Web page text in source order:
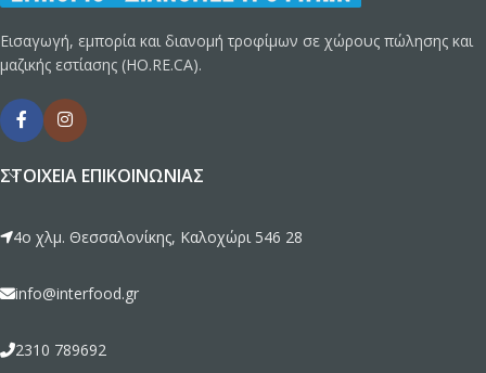
Εισαγωγή, εμπορία και διανομή τροφίμων σε χώρους πώλησης και
μαζικής εστίασης (HO.RE.CA).
ΣΤΟΙΧΕΊΑ ΕΠΙΚΟΙΝΩΝΊΑΣ
4ο χλμ. Θεσσαλονίκης, Καλοχώρι 546 28
info@interfood.gr
2310 789692